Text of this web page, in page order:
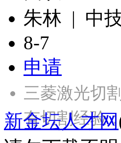
朱林 | 中
8-7
申请
三菱激光切
有切割经验
新金坛人才网